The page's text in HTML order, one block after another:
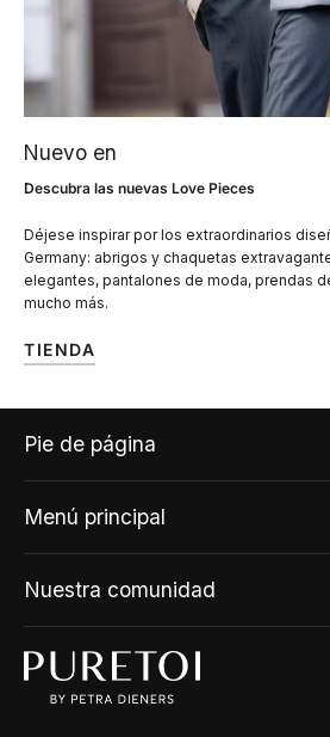
Nuevo en
Descubra las nuevas Love Pieces
Déjese inspirar por los extraordinarios
Germany: abrigos y chaquetas
elegantes, pantalones de moda, prendas
mucho más.
TIENDA
Pie de página
Menú principal
Nuestra comunidad